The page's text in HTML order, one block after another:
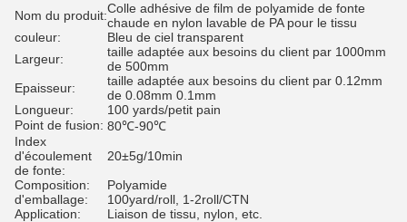
Nom du produit:Colle adhésive de film de polyamide de fonte
chaude en nylon lavable de PA pour le tissu
couleur:
Bleu de ciel transparent
Largeur:
taille adaptée aux besoins du client par 1000mm
de 500mm
Epaisseur:
taille adaptée aux besoins du client par 0.12mm
de 0.08mm 0.1mm
Longueur:
100 yards/petit pain
Point de fusion: 80℃-90℃
Index
d'écoulement
de fonte:
20±5g/10min
Composition:
Polyamide
d'emballage:
100yard/roll, 1-2roll/CTN
Application:
Liaison de tissu, nylon, etc.